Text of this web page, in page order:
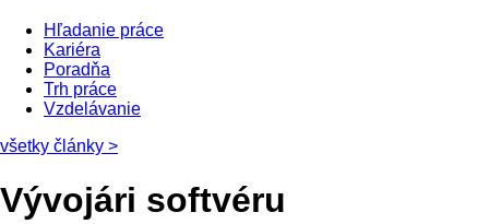
Hľadanie práce
Kariéra
Poradňa
Trh práce
Vzdelávanie
všetky články >
Vývojári softvéru